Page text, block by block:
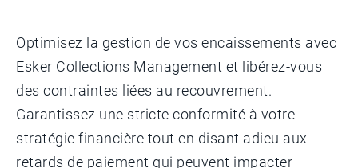
Optimisez la gestion de vos encaissements avec
Esker Collections Management et libérez-vous
des contraintes liées au recouvrement.
Garantissez une stricte conformité à votre
stratégie financière tout en disant adieu aux
retards de paiement qui peuvent impacter